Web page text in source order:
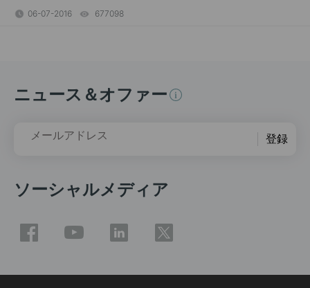
06-07-2016 677098
ニュース＆オファー
メールアドレス 登録
ソーシャルメディア